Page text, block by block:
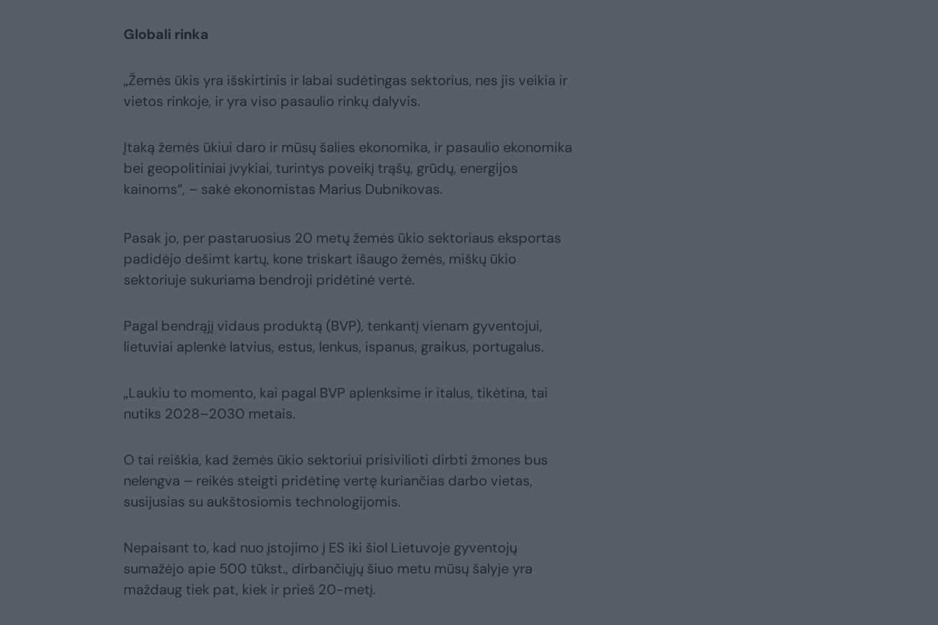
Globali rinka
„Žemės ūkis yra išskirtinis ir labai sudėtingas sektorius, nes jis veikia ir
vietos rinkoje, ir yra viso pasaulio rinkų dalyvis.
Įtaką žemės ūkiui daro ir mūsų šalies ekonomika, ir pasaulio ekonomika
bei geopolitiniai įvykiai, turintys poveikį trąšų, grūdų, energijos
kainoms“, – sakė ekonomistas Marius Dubnikovas.
Pasak jo, per pastaruosius 20 metų žemės ūkio sektoriaus eksportas
padidėjo dešimt kartų, kone triskart išaugo žemės, miškų ūkio
sektoriuje sukuriama bendroji pridėtinė vertė.
Pagal bendrąjį vidaus produktą (BVP), tenkantį vienam gyventojui,
lietuviai aplenkė latvius, estus, lenkus, ispanus, graikus, portugalus.
„Laukiu to momento, kai pagal BVP aplenksime ir italus, tikėtina, tai
nutiks 2028–2030 metais.
O tai reiškia, kad žemės ūkio sektoriui prisivilioti dirbti žmones bus
nelengva – reikės steigti pridėtinę vertę kuriančias darbo vietas,
susijusias su aukštosiomis technologijomis.
Nepaisant to, kad nuo įstojimo į ES iki šiol Lietuvoje gyventojų
sumažėjo apie 500 tūkst., dirbančiųjų šiuo metu mūsų šalyje yra
maždaug tiek pat, kiek ir prieš 20-metį.